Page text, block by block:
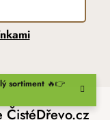
sortiment 🔥👉
ČistéDřevo.cz